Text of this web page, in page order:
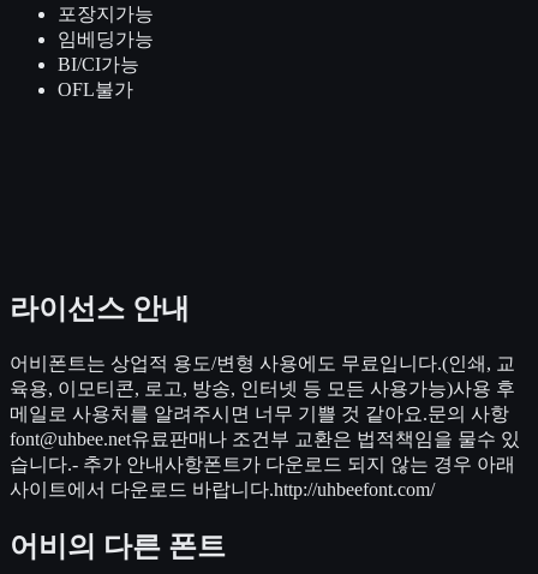
포장지 가능
임베딩가능
BI/CI가능
OFL불가
라이선스 안내
어비폰트는 상업적 용도/변형 사용에도 무료입니다.(인쇄, 교
육용, 이모티콘, 로고, 방송, 인터넷 등 모든 사용가능)사용 후
메일로 사용처를 알려주시면 너무 기쁠 것 같아요.문의 사항
font@uhbee.net유료판매나 조건부 교환은 법적책임을 물수 있
습니다.- 추가 안내사항폰트가 다운로드 되지 않는 경우 아래
사이트에서 다운로드 바랍니다.http://uhbeefont.com/
어비 의 다른 폰트